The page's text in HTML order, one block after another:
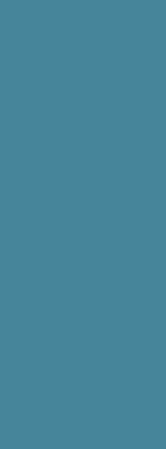
Espace Bertin
Suivant
de l’Académie
lieu cette
autour de
manifestations,
Territoires
artistes
représentatifs
céramique
céramique